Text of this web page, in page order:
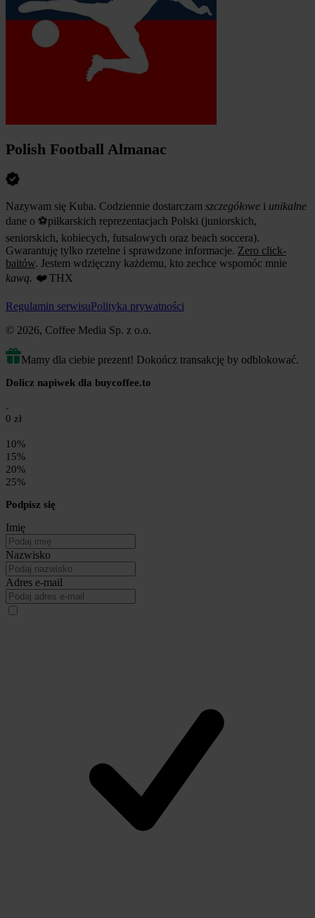
Polish Football Almanac
Nazywam się Kuba. Codziennie dostarczam szczegółowe i unikalne
dane o ⚽️piłkarskich reprezentacjach Polski (juniorskich,
seniorskich, kobiecych, futsalowych oraz beach soccera).
Gwarantuję tylko rzetelne i sprawdzone informacje. Zero click-
baitów. Jestem wdzięczny każdemu, kto zechce wspomóc mnie
kawą. ❤️THX
Regulamin serwisuPolityka prywatności
© 2026, Coffee Media Sp. z o.o.
Mamy dla ciebie prezent! Dokończ transakcję by odblokować.
Dolicz napiwek dla buycoffee.to
0 zł
10%
15%
20%
25%
Podpisz się
Imię
Nazwisko
Adres e-mail